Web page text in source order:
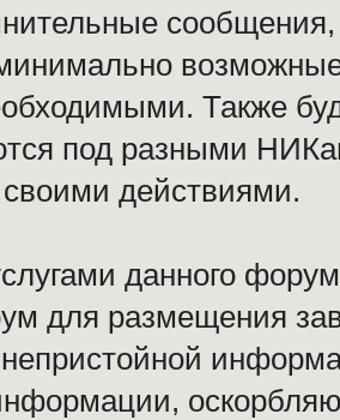
Также
под разными
действиями.
данного
для размещения
непристойной